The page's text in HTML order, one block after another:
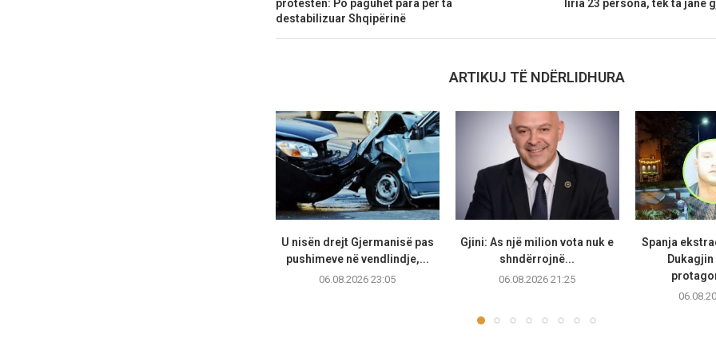
protestën: Po paguhet para për ta
destabilizuar Shqipërinë
liria 23 persona, tek ta janë
ARTIKUJ TË NDËRLIDHURA
U nisën drejt Gjermanisë pas
pushimeve në vendlindje,...
06.08.2026 23:05
Gjini: As një milion vota nuk e
shndërrojnë...
06.08.2026 21:25
Spanja